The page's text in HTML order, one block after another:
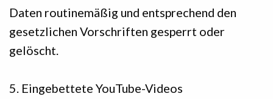
Daten routinemäßig und entsprechend den
gesetzlichen Vorschriften gesperrt oder
gelöscht.
5. Eingebettete YouTube-Videos